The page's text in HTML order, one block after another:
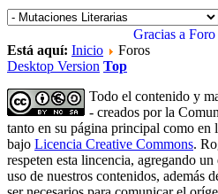
Gracias a Foro
Está aquí: Inicio
Foros
Desktop Version Top
Todo el contenido y
- creados por la
tanto en su página principal como en
bajo Licencia Creative Commons.
respeten esta lincencia, agregando
uso de nuestros contenidos, además